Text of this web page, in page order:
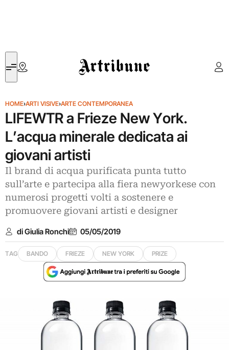
Artribune
HOME›ARTI VISIVE›ARTE CONTEMPORANEA
LIFEWTR a Frieze New York.
L’acqua minerale dedicata ai
giovani artisti
Il brand di acqua purificata punta tutto
sull’arte e partecipa alla fiera newyorkese con
numerosi progetti volti a sostenere e
promuovere giovani artisti e designer
di Giulia Ronchi 05/05/2019
TAG BANDO FRIEZE NEW YORK PRIZE